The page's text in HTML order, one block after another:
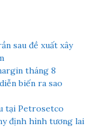
sau đề xuất xây
tháng 8
biến ra sao
tại Petrosetco
định hình tương lai